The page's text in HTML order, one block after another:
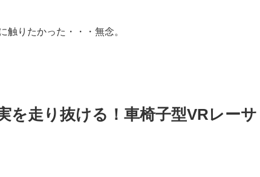
触りたかった・・・無念。
を走り抜ける！車椅子型VRレーサ